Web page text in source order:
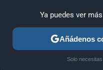
TRUCOS
Ya puedes ver
Añádenos
Solo